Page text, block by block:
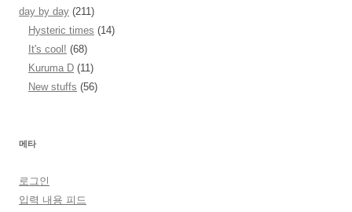
day by day (211)
Hysteric times (14)
It's cool! (68)
Kuruma D (11)
New stuffs (56)
메타
로그인
입력 내용 피드